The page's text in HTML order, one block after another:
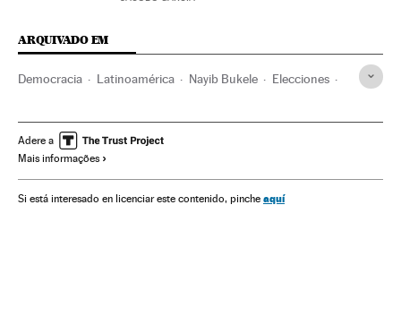
ARQUIVADO EM
Democracia Latinoamérica Nayib Bukele Elecciones
Constitución CIDH HRW
Adere a
Mais informações
Si está interesado en licenciar este contenido, pinche aquí